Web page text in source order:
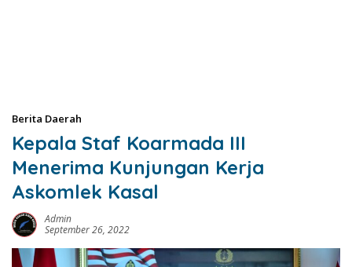
Berita Daerah
Kepala Staf Koarmada III
Menerima Kunjungan Kerja
Askomlek Kasal
Admin
September 26, 2022